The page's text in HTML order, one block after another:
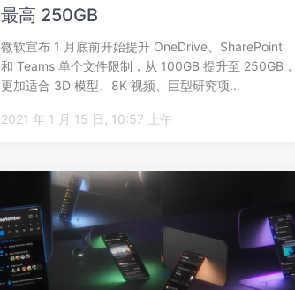
最高 250GB
微软宣布 1 月底前开始提升 OneDrive、SharePoint
和 Teams 单个文件限制，从 100GB 提升至 250GB，
更加适合 3D 模型、8K 视频、巨型研究项…
2021 年 1 月 15 日, 10:57 上午